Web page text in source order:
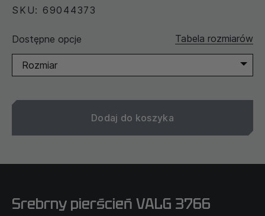
SKU: 69044373
Dostępne opcje Tabela rozmiarów
Rozmiar
Dodaj do koszyka
Srebrny pierścień VALG 3766